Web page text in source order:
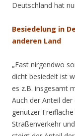
Deutschland hat
Besiedelung in
anderen Land
„Fast nirgendwo
dicht besiedelt ist
es z.B. insgesamt
Auch der Anteil
genutzer
Straßenverkehr